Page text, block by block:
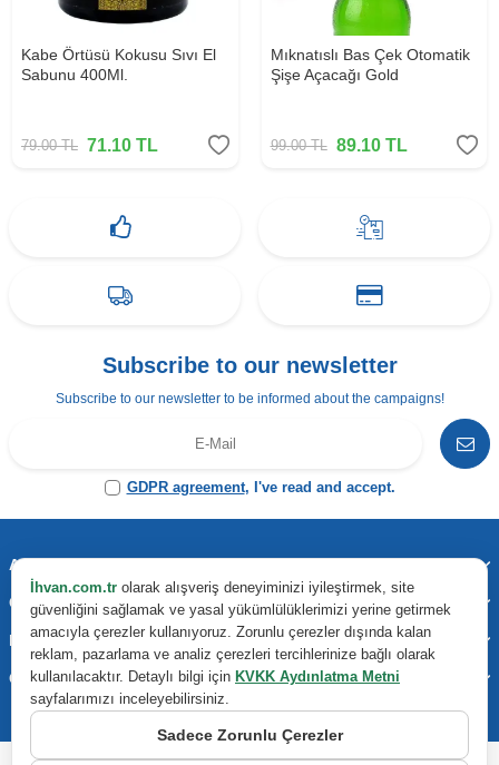
Kabe Örtüsü Kokusu Sıvı El
Sabunu 400Ml.
79.00TL 71.10 TL
Mıknatıslı Bas Çek Otomatik
Şişe Açacağı Gold
99.00TL 89.10TL
Subscribe to our newsletter
Subscribe to our newsletter to be informed about the campaigns!
GDPR agreement, I've read and accept.
Address & Contact
Categories
Important Information
Quick Access
İhvan.com.tr olarak alışveriş deneyiminizi iyileştirmek, site
güvenliğini sağlamak ve yasal yükümlülüklerimizi yerine getirmek
amacıyla çerezler kullanıyoruz. Zorunlu çerezler dışında kalan
reklam, pazarlama ve analiz çerezleri tercihlerinize bağlı olarak
kullanılacaktır. Detaylı bilgi için KVKK Aydınlatma Metni
sayfalarımızı inceleyebilirsiniz.
Sadece Zorunlu Çerezler